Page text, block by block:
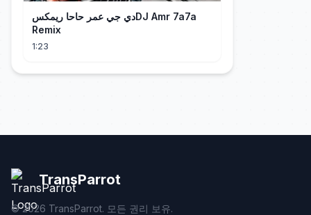
دي جي عمر حاحا ريمكسDJ Amr 7a7a
Remix
1:23
TransParrot
©2026 TransParrot. 모든 권리 보유.